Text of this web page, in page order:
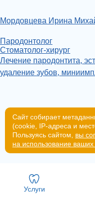
Мордовцева Ирина
Пародонтолог
Стоматолог-хирург
Лечение пародонтита,
удаление зубов,
Услуги
Сайт собирает
(cookie, IP-адреса и
Пользуясь сайтом, вы
на использование